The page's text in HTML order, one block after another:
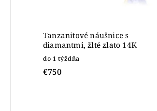
Tanzanitové náušnice s
diamantmi, žlté zlato 14K
do 1 týždňa
€750